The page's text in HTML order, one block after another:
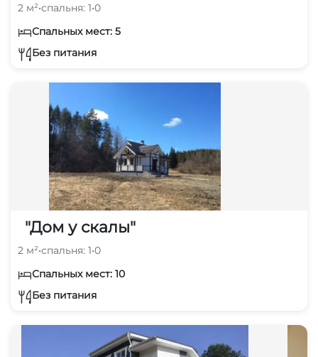
2 м²•спальня: 1•0
Спальных мест: 5
Без питания
"Дом у скалы"
2 м²•спальня: 1•0
Спальных мест: 10
Без питания